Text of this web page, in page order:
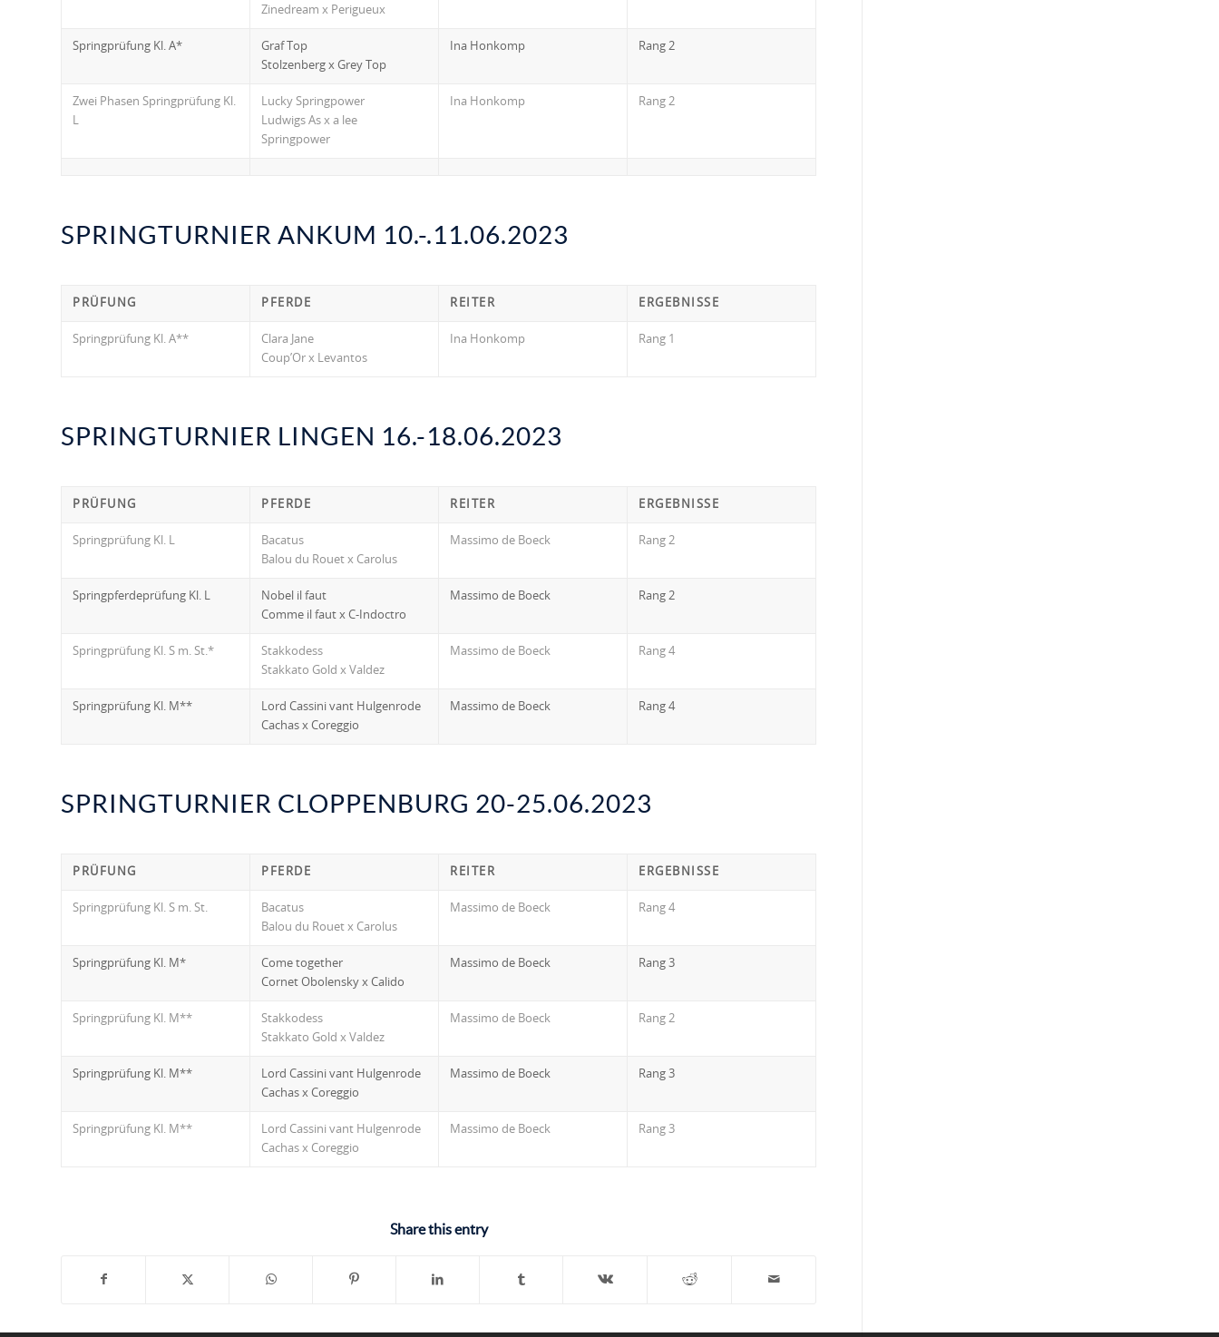
Zinedream x Perigueux
Springprüfung Kl. A*
Graf Top
Stolzenberg x Grey Top
Ina Honkomp Rang 2
Zwei Phasen Springprüfung Kl.
L
Lucky Springpower
Ludwigs As x a lee
Springpower
Ina Honkomp Rang 2
SPRINGTURNIER ANKUM 10.-.11.06.2023
PRÜFUNG PFERDE REITER ERGEBNISSE
Springprüfung Kl. A**
Clara Jane
Coup’Or x Levantos
Ina Honkomp Rang 1
SPRINGTURNIER LINGEN 16.-18.06.2023
PRÜFUNG PFERDE REITER ERGEBNISSE
Springprüfung Kl. L
Bacatus
Balou du Rouet x Carolus
Massimo de Boeck Rang 2
Springpferdeprüfung Kl. L
Nobel il faut
Comme il faut x C-Indoctro
Massimo de Boeck Rang 2
Springprüfung Kl. S m. St.*
Stakkodess
Stakkato Gold x Valdez
Massimo de Boeck Rang 4
Springprüfung Kl. M**
Lord Cassini vant Hulgenrode
Cachas x Coreggio
Massimo de Boeck Rang 4
SPRINGTURNIER CLOPPENBURG 20-25.06.2023
PRÜFUNG PFERDE REITER ERGEBNISSE
Springprüfung Kl. S m. St.
Bacatus
Balou du Rouet x Carolus
Massimo de Boeck Rang 4
Springprüfung Kl. M*
Come together
Cornet Obolensky x Calido
Massimo de Boeck Rang 3
Springprüfung Kl. M**
Stakkodess
Stakkato Gold x Valdez
Massimo de Boeck Rang 2
Springprüfung Kl. M**
Lord Cassini vant Hulgenrode
Cachas x Coreggio
Massimo de Boeck Rang 3
Springprüfung Kl. M**
Lord Cassini vant Hulgenrode
Cachas x Coreggio
Massimo de Boeck Rang 3
Share this entry